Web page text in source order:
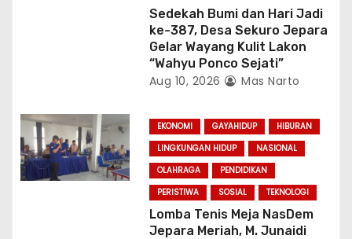
Sedekah Bumi dan Hari Jadi
ke-387, Desa Sekuro Jepara
Gelar Wayang Kulit Lakon
“Wahyu Ponco Sejati”
Aug 10, 2026 Mas Narto
EKONOMI GAYAHIDUP
HIBURAN
LINGKUNGAN HIDUP
NASIONAL
OLAHRAGA
PENDIDIKAN
PERISTIWA
SOSIAL TEKNOLOGI
Lomba Tenis Meja NasDem
Jepara Meriah, M. Junaidi